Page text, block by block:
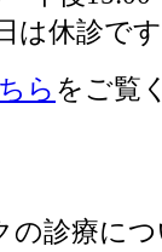
ら をご覧
診療に